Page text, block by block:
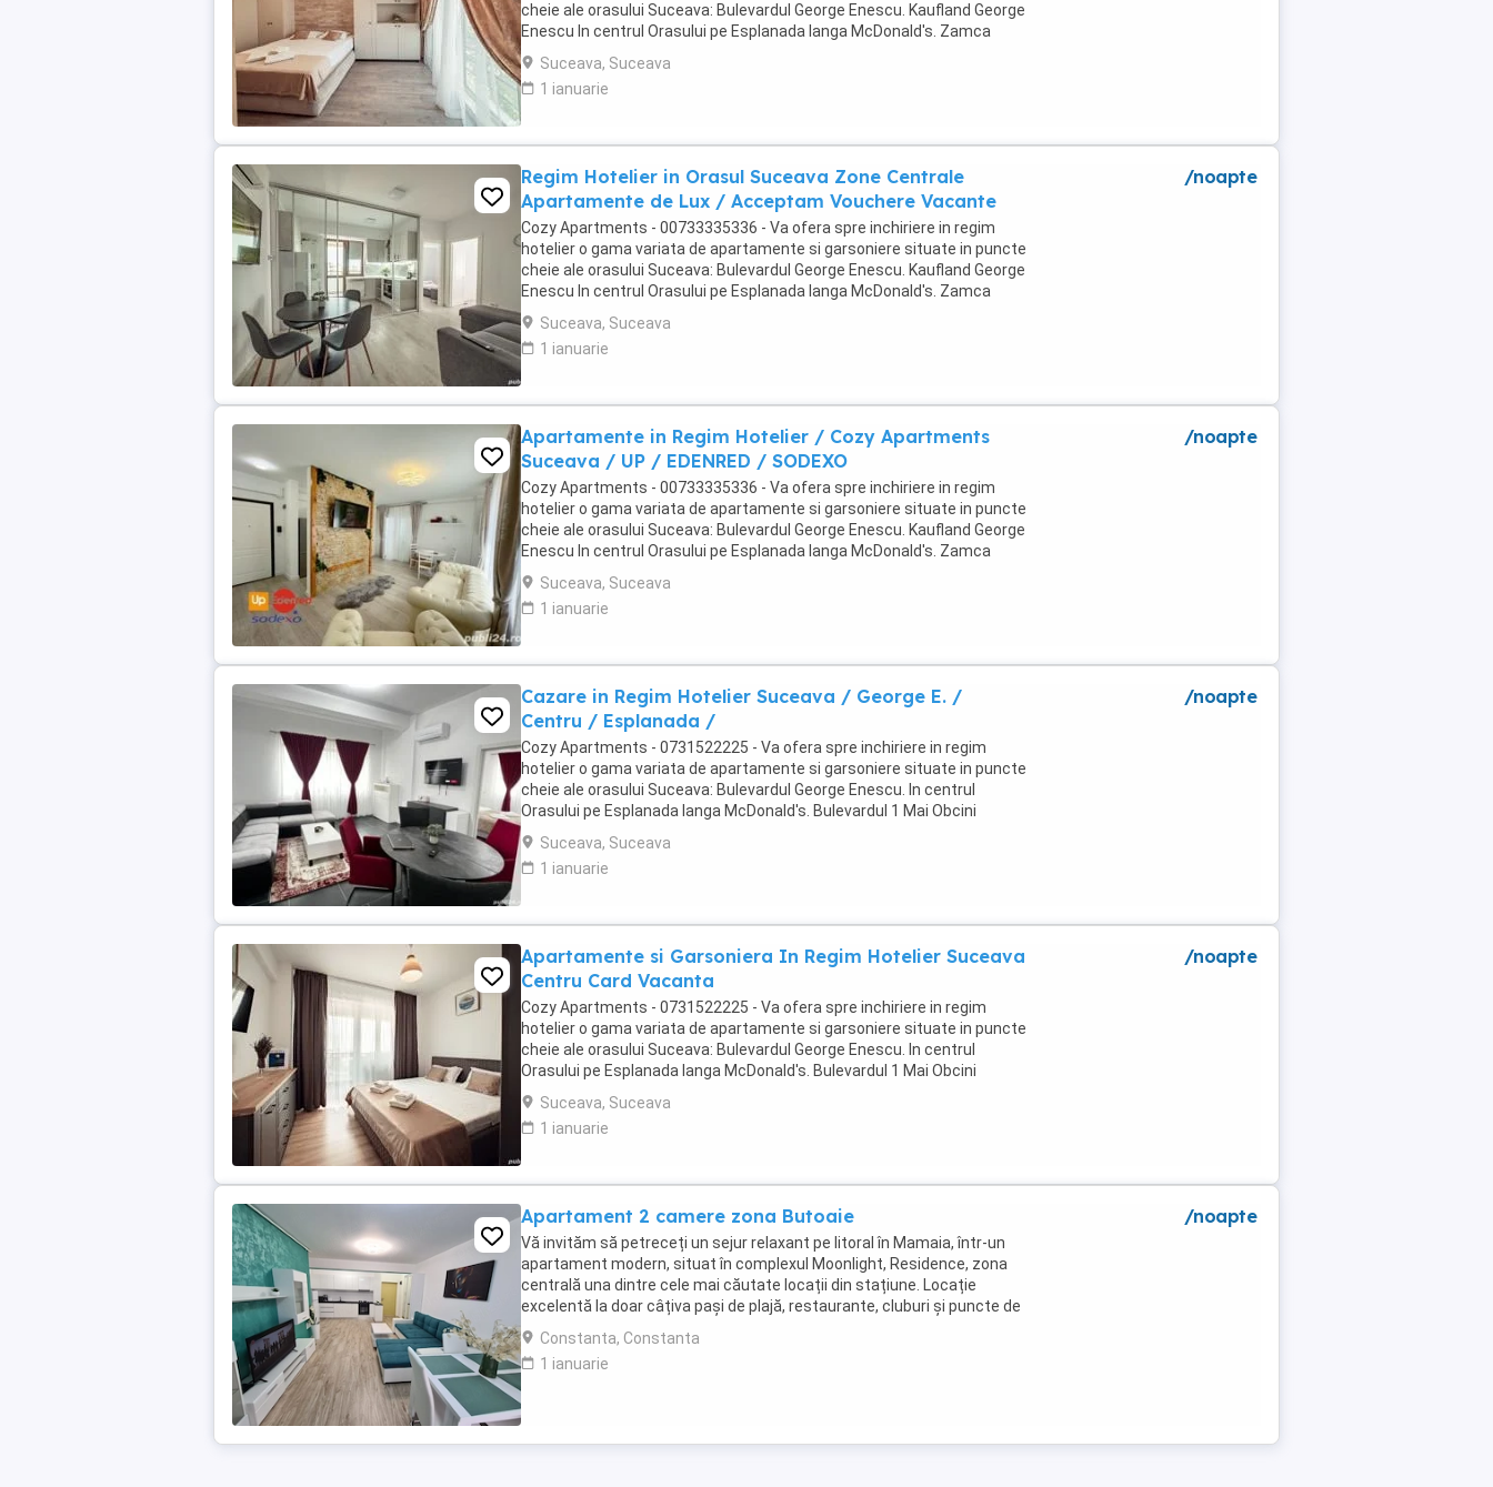
cheie ale orasului Suceava: Bulevardul George Enescu. Kaufland George
Enescu In centrul Orasului pe Esplanada langa McDonald's. Zamca
Bulevardul 1 Mai Obcini Bulevardul ...
Suceava, Suceava
1 ianuarie
Regim Hotelier in Orasul Suceava Zone Centrale
Apartamente de Lux / Acceptam Vouchere Vacante
Cozy Apartments - 00733335336 - Va ofera spre inchiriere in regim
hotelier o gama variata de apartamente si garsoniere situate in puncte
cheie ale orasului Suceava: Bulevardul George Enescu. Kaufland George
Enescu In centrul Orasului pe Esplanada langa McDonald's. Zamca
Bulevardul 1 Mai Obcini ...
Suceava, Suceava
1 ianuarie
/noapte
Apartamente in Regim Hotelier / Cozy Apartments
Suceava / UP / EDENRED / SODEXO
Cozy Apartments - 00733335336 - Va ofera spre inchiriere in regim
hotelier o gama variata de apartamente si garsoniere situate in puncte
cheie ale orasului Suceava: Bulevardul George Enescu. Kaufland George
Enescu In centrul Orasului pe Esplanada langa McDonald's. Zamca
Bulevardul 1 Mai Obcini ...
Suceava, Suceava
1 ianuarie
/noapte
Cazare in Regim Hotelier Suceava / George E. /
Centru / Esplanada /
Cozy Apartments - 0731522225 - Va ofera spre inchiriere in regim
hotelier o gama variata de apartamente si garsoniere situate in puncte
cheie ale orasului Suceava: Bulevardul George Enescu. In centrul
Orasului pe Esplanada langa McDonald's. Bulevardul 1 Mai Obcini
Zamca Burdujeni Ipotesti Pentru ...
Suceava, Suceava
1 ianuarie
/noapte
Apartamente si Garsoniera In Regim Hotelier Suceava
Centru Card Vacanta
Cozy Apartments - 0731522225 - Va ofera spre inchiriere in regim
hotelier o gama variata de apartamente si garsoniere situate in puncte
cheie ale orasului Suceava: Bulevardul George Enescu. In centrul
Orasului pe Esplanada langa McDonald's. Bulevardul 1 Mai Obcini
Zamca Burdujeni Ipotesti Pentru ...
Suceava, Suceava
1 ianuarie
/noapte
Apartament 2 camere zona Butoaie
Vă invităm să petreceți un sejur relaxant pe litoral în Mamaia, într-un
apartament modern, situat în complexul Moonlight, Residence, zona
centrală una dintre cele mai căutate locații din stațiune. Locație
excelentă la doar câțiva pași de plajă, restaurante, cluburi și puncte de
atracție. Etaj 8 ...
Constanta, Constanta
1 ianuarie
/noapte